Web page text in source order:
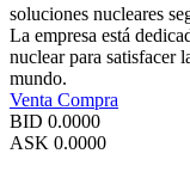
soluciones nucleares
La empresa está
nuclear para satisfacer
mundo.
Venta Compra
BID 0.0000
ASK 0.0000